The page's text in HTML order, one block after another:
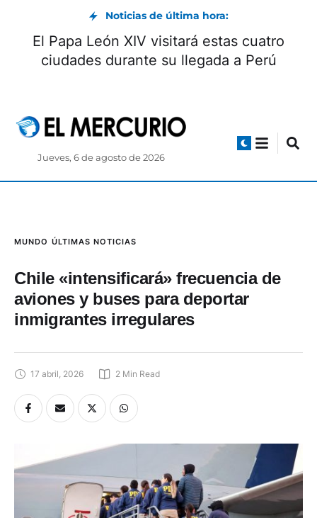
Noticias de última hora:
El Papa León XIV visitará estas cuatro
ciudades durante su llegada a Perú
Jueves, 6 de agosto de 2026
MUNDO ÚLTIMAS NOTICIAS
Chile «intensificará» frecuencia de
aviones y buses para deportar
inmigrantes irregulares
17 abril, 2026 2 Min Read